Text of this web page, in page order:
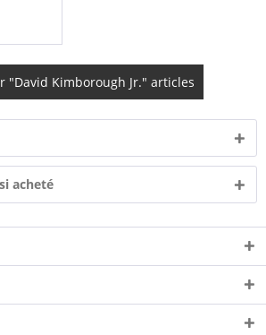
"David Kimborough Jr." articles
acheté